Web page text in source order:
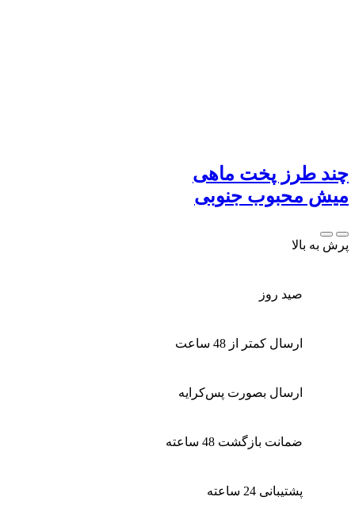
چند طرز پخت ماهی
میش محبوب جنوبی
پرش به بالا
صید روز
ارسال کمتر از 48 ساعت
ارسال بصورت پس‌کرایه
ضمانت بازگشت 48 ساعته
پشتیبانی 24 ساعته